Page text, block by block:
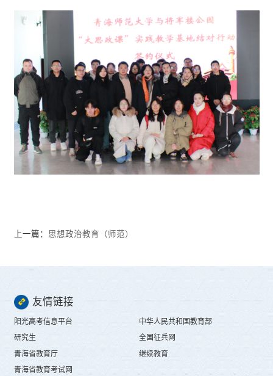
上一篇： 思想政治教育（师范）
友情链接
阳光高考信息平台
中华人民共和国教育部
研究生
全国征兵网
青海省教育厅
继续教育
青海省教育考试网